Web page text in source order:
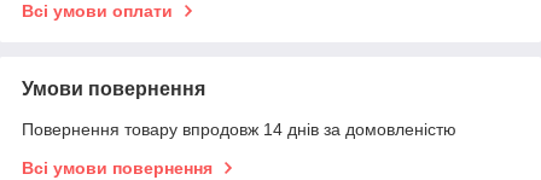
Всі умови оплати
Умови повернення
Повернення товару впродовж 14 днів за домовленістю
Всі умови повернення